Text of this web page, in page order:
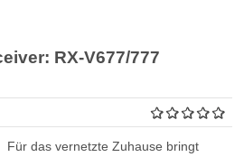
RX-V677/777
Für das vernetzte Zuhause bringt